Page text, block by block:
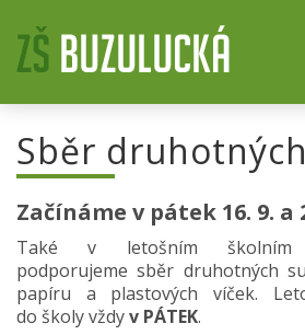
Sběr
Začínáme v pátek 16. 9. a
Také v letošním školním
podporujeme sběr druhotných
papíru a plastových víček.
do školy vždyv PÁTEK.